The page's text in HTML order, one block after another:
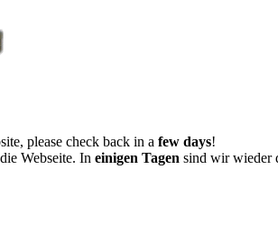
please check back in a few days!
Webseite. In einigen Tagen sind wir wieder